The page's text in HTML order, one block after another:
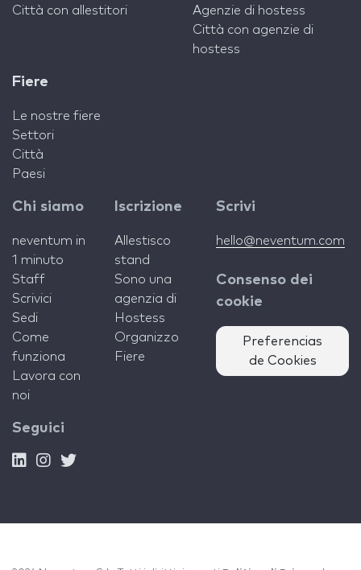
Città con allestitori
Agenzie di hostess
Città con agenzie di
hostess
Fiere
Le nostre fiere
Settori
Città
Paesi
Chi siamo
neventum in
1 minuto
Staff
Scrivici
Sedi
Come
funziona
Lavora con
noi
Iscrizione
Allestisco
stand
Sono una
agenzia di
Hostess
Organizzo
Fiere
Scrivi
hello@neventum.com
Consenso dei
cookie
Preferencias
de Cookies
Seguici